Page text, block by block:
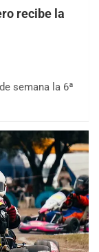
recibe la
semana la 6ª